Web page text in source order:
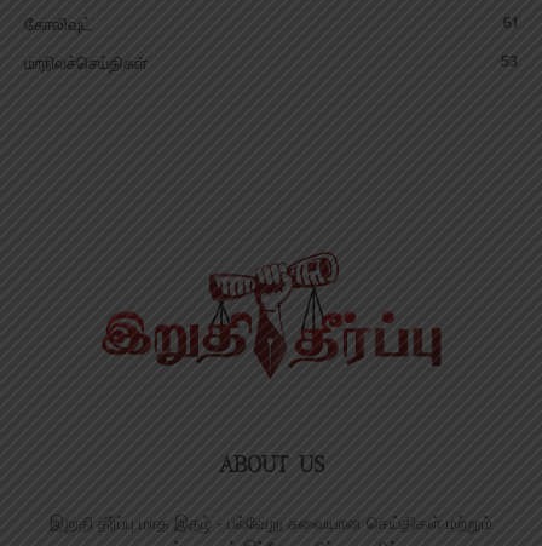
கோலிவுட்
61
மாநிலச்செய்திகள்
53
ABOUT US
இறுதி தீர்ப்பு மாத இதழ் - பல்வேறு சுவையான செய்திகள் மற்றும்